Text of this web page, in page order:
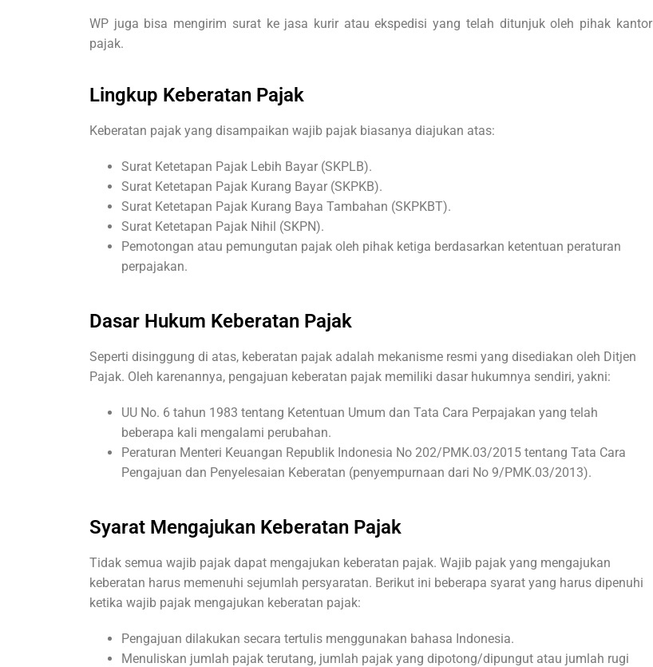
WP juga bisa mengirim surat ke jasa kurir atau ekspedisi yang telah ditunjuk oleh pihak kantor
pajak.
Lingkup Keberatan Pajak
Keberatan pajak yang disampaikan wajib pajak biasanya diajukan atas:
Surat Ketetapan Pajak Lebih Bayar (SKPLB).
Surat Ketetapan Pajak Kurang Bayar (SKPKB).
Surat Ketetapan Pajak Kurang Baya Tambahan (SKPKBT).
Surat Ketetapan Pajak Nihil (SKPN).
Pemotongan atau pemungutan pajak oleh pihak ketiga berdasarkan ketentuan peraturan
perpajakan.
Dasar Hukum Keberatan Pajak
Seperti disinggung di atas, keberatan pajak adalah mekanisme resmi yang disediakan oleh Ditjen
Pajak. Oleh karenannya, pengajuan keberatan pajak memiliki dasar hukumnya sendiri, yakni:
UU No. 6 tahun 1983 tentang Ketentuan Umum dan Tata Cara Perpajakan yang telah
beberapa kali mengalami perubahan.
Peraturan Menteri Keuangan Republik Indonesia No 202/PMK.03/2015 tentang Tata Cara
Pengajuan dan Penyelesaian Keberatan (penyempurnaan dari No 9/PMK.03/2013).
Syarat Mengajukan Keberatan Pajak
Tidak semua wajib pajak dapat mengajukan keberatan pajak. Wajib pajak yang mengajukan
keberatan harus memenuhi sejumlah persyaratan. Berikut ini beberapa syarat yang harus dipenuhi
ketika wajib pajak mengajukan keberatan pajak:
Pengajuan dilakukan secara tertulis menggunakan bahasa Indonesia.
Menuliskan jumlah pajak terutang, jumlah pajak yang dipotong/dipungut atau jumlah rugi